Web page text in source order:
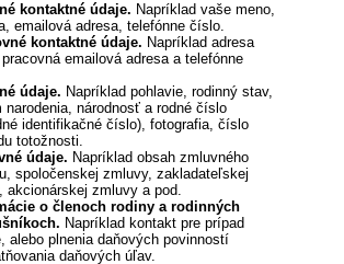
kontaktné údaje. Napríklad vaše meno,
emailová adresa, telefónne číslo.
kontaktné údaje. Napríklad adresa
emailová adresa a telefónne
údaje. Napríklad pohlavie, rodinný stav,
narodenia, národnosť a rodné číslo
identifikačné číslo), fotografia, číslo
totožnosti.
údaje. Napríklad obsah zmluvného
spoločenskej zmluvy, zakladateľskej
akcionárskej zmluvy a pod.
o členoch rodiny a rodinných
Napríklad kontakt pre prípad
alebo plnenia daňových povinností
daňových úľav.